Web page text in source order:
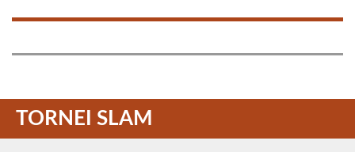
TORNEI SLAM